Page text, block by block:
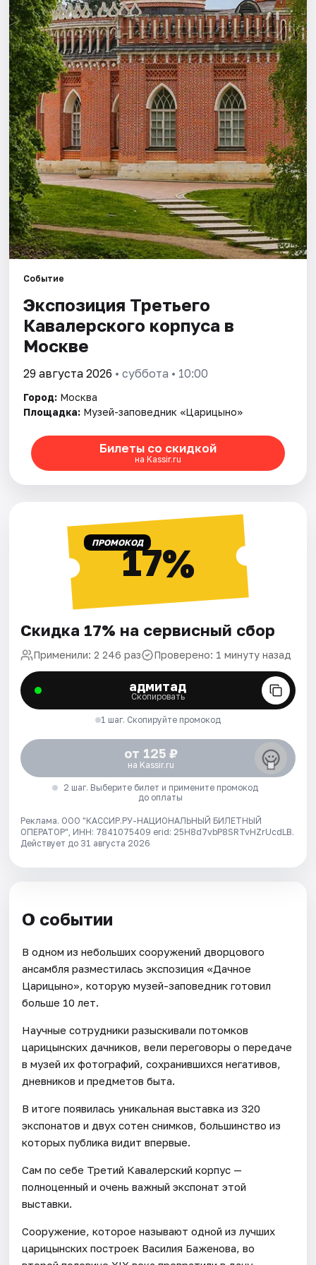
Города
Площадки
Артисты
Рейтинги
Событие
Экспозиция Третьего
Кавалерского корпуса в
Москве
29 августа 2026 • суббота • 10:00
Город: Москва
Площадка: Музей-заповедник «Царицыно»
Билеты со скидкой
на Kassir.ru
ПРОМОКОД17%
Скидка 17% на сервисный сбор
Применили: 2 246 раз Проверено: 1 минуту назад
адмитад
Скопировать
1 шаг. Скопируйте промокод
от 125 ₽
на Kassir.ru
2 шаг. Выберите билет и примените промокод
до оплаты
Реклама. ООО "КАССИР.РУ-НАЦИОНАЛЬНЫЙ БИЛЕТНЫЙ
ОПЕРАТОР", ИНН: 7841075409 erid: 25H8d7vbP8SRTvHZrUcdLB.
Действует до 31 августа 2026
О событии
В одном из небольших сооружений дворцового
ансамбля разместилась экспозиция «Дачное
Царицыно», которую музей-заповедник готовил
больше 10 лет.
Научные сотрудники разыскивали потомков
царицынских дачников, вели переговоры о передаче
в музей их фотографий, сохранившихся негативов,
дневников и предметов быта.
В итоге появилась уникальная выставка из 320
экспонатов и двух сотен снимков, большинство из
которых публика видит впервые.
Сам по себе Третий Кавалерский корпус —
полноценный и очень важный экспонат этой
выставки.
Сооружение, которое называют одной из лучших
царицынских построек Василия Баженова, во